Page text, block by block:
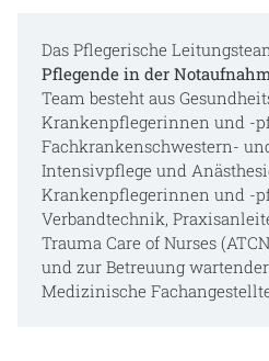
Beruf & Karriere
Das Pflegerische
Pflegende in der
Team besteht aus
Krankenpflegerinnen und -
Fachkrankenschwestern-
Intensivpflege und
Krankenpflegerinnen und -
Verbandtechnik,
Trauma Care of Nurses
und zur Betreuung
Medizinische